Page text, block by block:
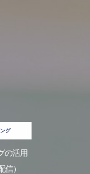
グ
の活用
）